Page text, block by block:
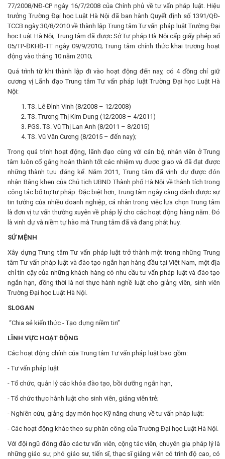
77/2008/NĐ-CP ngày 16/7/2008 của Chính phủ về tư vấn pháp luật. Hiệu
trưởng Trường Đại học Luật Hà Nội đã ban hành Quyết định số 1391/QĐ-
TCCB ngày 30/8/2010 về thành lập Trung tâm Tư vấn pháp luật Trường Đại
học Luật Hà Nội; Trung tâm đã được Sở Tư pháp Hà Nội cấp giấy phép số
05/TP-ĐKHĐ-TT ngày 09/9/2010; Trung tâm chính thức khai trương hoạt
động vào tháng 10 năm 2010;
Quá trình từ khi thành lập đi vào hoạt động đến nay, có 4 đồng chí giữ
cương vị Lãnh đạo Trung tâm Tư vấn pháp luật Trường Đại học Luật Hà
Nội:
TS. Lê Đình Vinh (8/2008 – 12/2008)
TS. Trương Thị Kim Dung (12/2008 – 4/2011)
PGS. TS. Vũ Thị Lan Anh (8/2011 – 8/2015)
TS. Vũ Văn Cương (8/2015 – đến nay);
Trong quá trình hoạt động, lãnh đạo cùng với cán bộ, nhân viên ở Trung
tâm luôn cố gắng hoàn thành tốt các nhiệm vụ được giao và đã đạt được
những thành tựu đáng kể. Năm 2011, Trung tâm đã vinh dự được đón
nhận Bằng khen của Chủ tịch UBND Thành phố Hà Nội về thành tích trong
công tác bổ trợ tư pháp. Đặc biệt hơn, Trung tâm ngày càng dành được sự
tin tưởng của nhiều doanh nghiệp, cá nhân trong việc lựa chọn Trung tâm
là đơn vị tư vấn thường xuyên về pháp lý cho các hoạt động hàng năm. Đó
là vinh dự và niềm tự hào mà Trung tâm đã và đang phát huy.
SỨ MỆNH
Xây dựng Trung tâm Tư vấn pháp luật trở thành một trong những Trung
tâm Tư vấn pháp luật và đào tạo ngắn hạn hàng đầu tại Việt Nam, một địa
chỉ tin cậy của những khách hàng có nhu cầu tư vấn pháp luật và đào tạo
ngắn hạn, đồng thời là nơi thực hành nghề luật cho giảng viên, sinh viên
Trường Đại học Luật Hà Nội.
SLOGAN
“Chia sẻ kiến thức - Tạo dựng niềm tin”
LĨNH VỰC HOẠT ĐỘNG
Các hoạt động chính của Trung tâm Tư vấn pháp luật bao gồm:
- Tư vấn pháp luật
- Tổ chức, quản lý các khóa đào tạo, bồi dưỡng ngắn hạn,
- Tổ chức thực hành luật cho sinh viên, giảng viên trẻ;
- Nghiên cứu, giảng dạy môn học Kỹ năng chung về tư vấn pháp luật;
- Các hoạt động khác theo sự phân công của Trường Đại học Luật Hà Nội.
Với đội ngũ đông đảo các tư vấn viên, cộng tác viên, chuyên gia pháp lý là
những giáo sư, phó giáo sư, tiến sĩ, thạc sĩ giảng viên có trình độ cao, có